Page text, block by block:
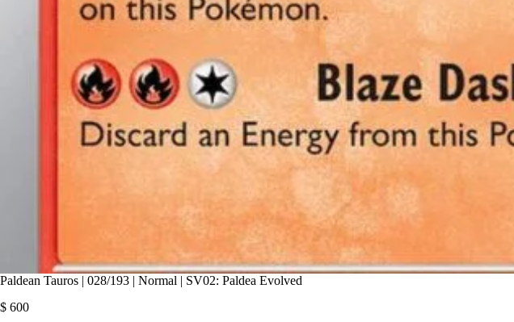
Paldean Tauros | 028/193 | Normal | SV02: Paldea Evolved
$ 600